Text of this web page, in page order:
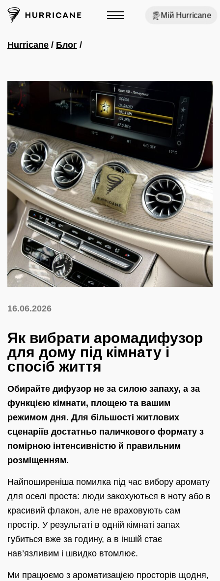
Мій Hurricane
Hurricane / Блог /
16.06.2026
Як вибрати аромадифузор
для дому під кімнату і
спосіб життя
Обирайте дифузор не за силою запаху, а за
функцією кімнати, площею та вашим
режимом дня. Для більшості житлових
сценаріїв достатньо паличкового формату з
помірною інтенсивністю й правильним
розміщенням.
Найпоширеніша помилка під час вибору аромату
для оселі проста: люди закохуються в ноту або в
красивий флакон, але не враховують сам
простір. У результаті в одній кімнаті запах
губиться вже за годину, а в іншій стає
нав’язливим і швидко втомлює.
Ми працюємо з ароматизацією просторів щодня,